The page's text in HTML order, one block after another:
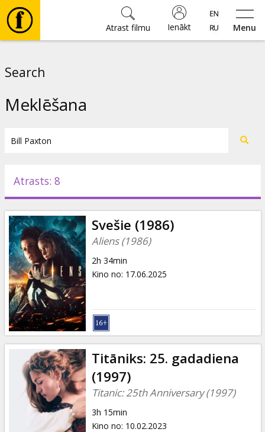
Menu
Ienākt
Atrast filmu
Pasākumi
Ziņas
Dāvanu
kartes
Uzkodas
B2B
Kino
Klubs
Search
Meklēšana
Atrasts: 8
Svešie (1986)
Aliens (1986)
2h 34min
Kino no: 17.06.2025
Titāniks: 25. gadadiena
(1997)
Titanic: 25th Anniversary (1997)
3h 15min
Kino no: 10.02.2023